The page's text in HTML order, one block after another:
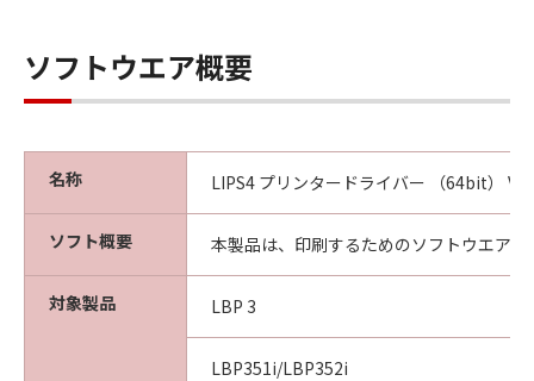
本契約書のいずれかの条項またはその一部が法
律により無効であると決定された場合でも、そ
す。
キヤノン株式会社
No.027447
ソフトウエア概要
名称 LIPS4 プリンタードライバー （64bit）
ソフト概要 本製品は、印刷するためのソフトウエアで
対象製品 LBP 3
LBP351i/LBP352i